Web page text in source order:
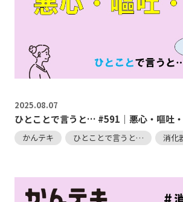
2025.08.07
ひとことで言うと… #591｜悪心・嘔吐
かんテキ ひとことで言うと… 消化